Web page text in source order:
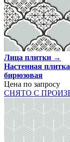
Лица плитки →
Настенная
бирюзовая
Цена по запросу
СНЯТО С